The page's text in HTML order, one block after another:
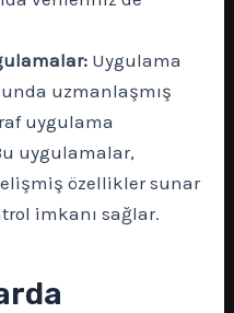
Uygulama
uzmanlaşmış
uygulama
uygulamalar,
özellikler sunar
imkanı sağlar.